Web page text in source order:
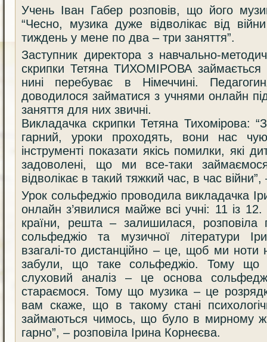
Учень Іван Габер розповів, що його
“Чесно, музика дуже відволікає від
тиждень у мене по два – три заняття”.
Заступник директора з навчально-
скрипки Тетяна ТИХОМІРОВА займається
нині перебуває в Німеччині.
доводилося займатися з учнями онлайн
заняття для них звичні.
Викладачка скрипки Тетяна Тихомірова:
гарний, уроки проходять, вони нас
інструменті показати якісь помилки, які
задоволені, що ми все-таки
відволікає в такий тяжкий час, в час
Урок сольфеджіо проводила викладачка
онлайн з’явилися майже всі учні: 11 із
країни, решта – залишилася, розповіла
сольфеджіо та музичної літератури
взагалі-то дистанційно – це, щоб ми
забули, що таке сольфеджіо. Тому що
слуховий аналіз – це основа
стараємося. Тому що музика – це
вам скаже, що в такому стані
займаються чимось, що було в мирному
гарно”, – розповіла Ірина Корнеєва.